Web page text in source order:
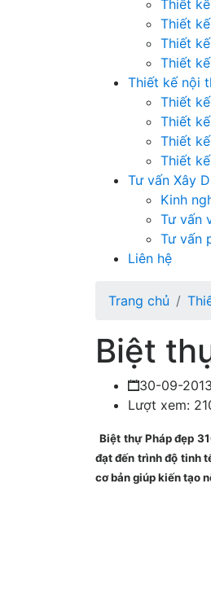
Thiết
Thiết
Thiết
Thiết
Thiết kế nội
Thiết
Thiết
Thiết
Thiết
Tư vấn Xây
Kinh
Tư vấn
Tư vấn
Liên hệ
Trang chủ
Biệt
30-09-2013
Lượt xem:
Biệt thự Pháp đẹp
đạt đến trình độ tinh
cơ bản giúp kiến tạo